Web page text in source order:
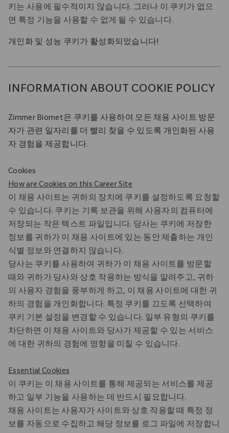
키는 사용에 필수적이지 않습니다. 그러나 이 쿠키가 없으
면 특정 기능을 사용할 수 없게 될 수 있습니다.
개인화 및 성능 쿠키가 활성화되었습니다!
INFORMATION ABOUT COOKIE POLICY
Zimmer Biomet은 쿠키를 사용하여 모든 채용 사이트 방문
자가 관련 일자리를 더 빨리 찾을 수 있도록 개인화된 사용
자 경험을 제공합니다.
Cookies
How are Cookies on this Career Site
이 채용 사이트는 귀하의 장치에 쿠키를 설정하도록 요청할
수 있습니다. 쿠키는 기록 보관을 위해 사용자의 컴퓨터에
저장되는 작은 텍스트 파일입니다. 당사는 쿠키에 저장한
정보를 귀하가 이 채용 사이트에 있는 동안 제출하는 개인
식별 정보와 연결하지 않습니다.
당사는 쿠키를 사용하여 귀하가 이 채용 사이트를 방문할
때와 귀하가 당사와 상호 작용하는 방식을 알려주고, 귀하
의 사용자 경험을 풍부하게 하고, 이 채용 사이트에 대한 귀
하의 경험을 개인화합니다. 특정 쿠키를 끄도록 선택하여
쿠키 기본 설정을 변경할 수 있습니다. 일부 유형의 쿠키를
차단하면 이 채용 사이트와 당사가 제공할 수 있는 서비스
에 대한 귀하의 경험에 영향을 미칠 수 있습니다.
Essential Cookies
이 쿠키는 이 채용 사이트를 통해 제공되는 서비스를 제공
하고 일부 기능을 사용하는 데 반드시 필요합니다.
채용 사이트는 사용자가 사이트와 상호 작용할 때 특정 정
보를 자동으로 수집하고 해당 정보를 로그 파일에 저장합니